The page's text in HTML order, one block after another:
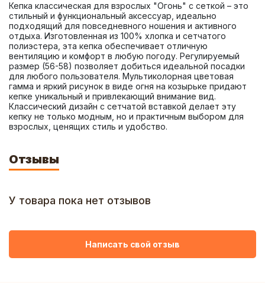
Кепка классическая для взрослых "Огонь" с сеткой – это
стильный и функциональный аксессуар, идеально
подходящий для повседневного ношения и активного
отдыха. Изготовленная из 100% хлопка и сетчатого
полиэстера, эта кепка обеспечивает отличную
вентиляцию и комфорт в любую погоду. Регулируемый
размер (56-58) позволяет добиться идеальной посадки
для любого пользователя. Мультиколорная цветовая
гамма и яркий рисунок в виде огня на козырьке придают
кепке уникальный и привлекающий внимание вид.
Классический дизайн с сетчатой вставкой делает эту
кепку не только модным, но и практичным выбором для
взрослых, ценящих стиль и удобство.
Отзывы
У товара пока нет отзывов
Написать свой отзыв